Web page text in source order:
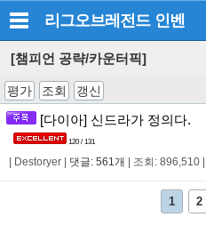
리그오브레전드 인벤
[챔피언 공략/카운터픽]
평가 조회 갱신
[다이아] 신드라가 정의다.
120 / 131
Destoryer 댓글: 561개 조회: 896,510
1 2